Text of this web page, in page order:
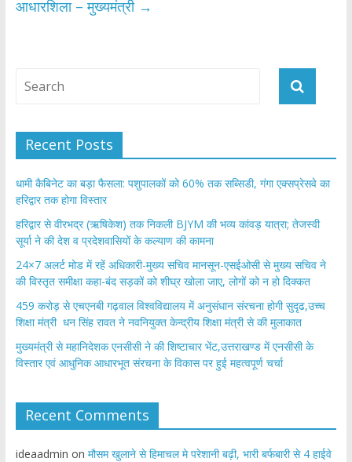
आधारशिला – मुख्यमंत्री →
Recent Posts
​धामी कैबिनेट का बड़ा फैसला: पशुपालकों को 60% तक सब्सिडी, गंगा एक्सप्रेसवे का
हरिद्वार तक होगा विस्तार
​हरिद्वार से वीरभद्र (ऋषिकेश) तक निकली BJYM की भव्य कांवड़ यात्रा; तेजस्वी
सूर्या ने की देश व प्रदेशवासियों के कल्याण की कामना
24×7 अलर्ट मोड में रहें अधिकारी-मुख्य सचिव मानसून-एसईओसी से मुख्य सचिव ने
की विस्तृत समीक्षा कहा-बंद सड़कों को शीघ्र खोला जाए, लोगों को न हो दिक्कत
459 करोड़ से एचएनबी गढ़वाल विश्वविद्यालय में अनुसंधान संरचना होगी सुदृढ,उच्च
शिक्षा मंत्री धन सिंह रावत ने नवनियुक्त केन्द्रीय शिक्षा मंत्री से की मुलाकात
मुख्यमंत्री से महानिदेशक एनसीसी ने की शिष्टाचार भेंट,उत्तराखण्ड में एनसीसी के
विस्तार एवं आधुनिक आधारभूत संरचना के विकास पर हुई महत्वपूर्ण चर्चा
Recent Comments
ideaadmin on मौसम खुलाने से हिमाचल मे परेशानी बढ़ी, भारी बर्फबारी से 4 हाईवे